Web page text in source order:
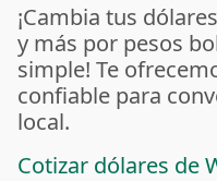
¡Cambia tus
y más por pesos
simple! Te
confiable para
local.
Cotizar dólares de